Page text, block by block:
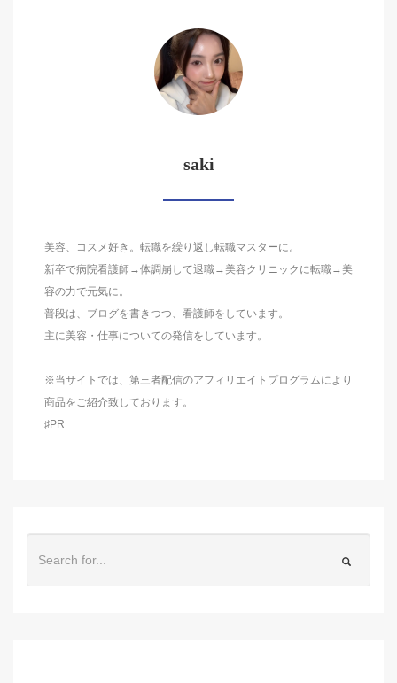
saki
美容、コスメ好き。転職を繰り返し転職マスターに。
新卒で病院看護師→体調崩して退職→美容クリニックに転職→美
容の力で元気に。
普段は、ブログを書きつつ、看護師をしています。
主に美容・仕事についての発信をしています。
※当サイトでは、第三者配信のアフィリエイトプログラムにより
商品をご紹介致しております。
♯PR